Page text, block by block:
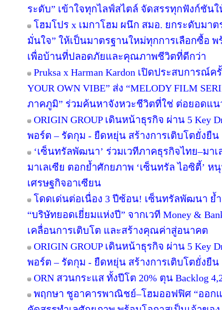
ระดับ” เข้าใจทุกไลฟ์สไตล์ จัดสรรทุกฟังก์ชัน
โฮมโปร x เมกาโฮม ผนึก สมอ. ยกระดับมา
มั่นใจ” ให้เป็นมาตรฐานใหม่ทุกการเลือกซื้อ
เพื่อบ้านที่ปลอดภัยและคุณภาพชีวิตที่ดีกว่า
Pruksa x Harman Kardon เปิดประสบการณ์
YOUR OWN VIBE” ส่ง “MELODY FILM
ภาคภูมิ” ร่วมค้นหาจังหวะชีวิตที่ใช่ ต่อยอดแน
ORIGIN GROUP เดินหน้าธุรกิจ ผ่าน 5 Key
พอร์ต – รัดกุม - ยืดหยุ่น สร้างการเติบโตยั่งยื
‘เซ็นทรัลพัฒนา’ ร่วมเวทีภาคธุรกิจไทย–มา
มาเลเซีย ตอกย้ำศักยภาพ ‘เซ็นทรัล ไอซิตี้’
เศรษฐกิจอาเซียน
โดดเด่นต่อเนื่อง 3 ปีซ้อน! เซ็นทรัลพัฒนา ย้ำ
“บริษัทยอดเยี่ยมแห่งปี” จากเวที Money &
เคลื่อนการเติบโต และสร้างคุณค่าสู่อนาคต
ORIGIN GROUP เดินหน้าธุรกิจ ผ่าน 5 Key
พอร์ต – รัดกุม - ยืดหยุ่น สร้างการเติบโตยั่งยื
ORN สวนกระแส ทั้งปีโต 20% ตุน Backlog
พฤกษา ชูอาคารพาณิชย์–โฮมออฟฟิศ “ออก